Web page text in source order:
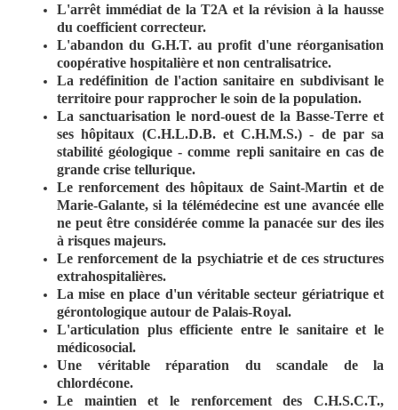
L'arrêt immédiat de la T2A et la révision à la hausse
du coefficient correcteur.
L'abandon du G.H.T. au profit d'une réorganisation
coopérative hospitalière et non centralisatrice.
La redéfinition de l'action sanitaire en subdivisant le
territoire pour rapprocher le soin de la population.
La sanctuarisation le nord-ouest de la Basse-Terre et
ses hôpitaux (C.H.L.D.B. et C.H.M.S.) - de par sa
stabilité géologique - comme repli sanitaire en cas de
grande crise tellurique.
Le renforcement des hôpitaux de Saint-Martin et de
Marie-Galante, si la télémédecine est une avancée elle
ne peut être considérée comme la panacée sur des iles
à risques majeurs.
Le renforcement de la psychiatrie et de ces structures
extrahospitalières.
La mise en place d'un véritable secteur gériatrique et
gérontologique autour de Palais-Royal.
L'articulation plus efficiente entre le sanitaire et le
médicosocial.
Une véritable réparation du scandale de la
chlordécone.
Le maintien et le renforcement des C.H.S.C.T.,